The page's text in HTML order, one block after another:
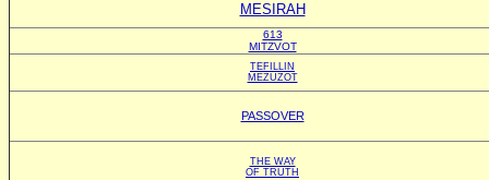
MESIRAH
613
MITZVOT
TEFILLIN
MEZUZOT
PASSOVER
THE WAY
OF TRUTH